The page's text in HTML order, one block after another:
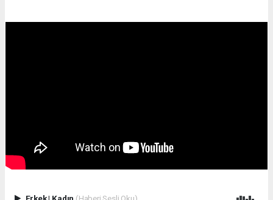
Erkek| Kadın (Haberi Sesli Oku)